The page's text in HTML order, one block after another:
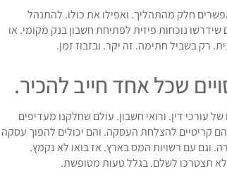
חלק מהתהליך. ואפילו את כולו. להתנהל
נוכחות פיזית לפתיחת חשבון בנק מקומי. או
רק בשביל חתימה. זה יקר. ובזבוז זמן.
שכל אחד חייב להכיר.
עורכי דין. ורואי חשבון. עולם שחלקנו מעדיפים
קריטיים להצלחת העסקה. והם יכולים להפוך עסקה
וגם עם רשויות המס בארץ. אז בואו לא נקמץ.
תצטרכו לשלם. בגלל טעות מטופשת.